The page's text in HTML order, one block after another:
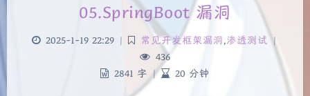
05.SpringBoot 漏洞
2025-1-19 22:29 | 常见开发框架漏洞,渗透测试 |
436
2841 字 | 20 分钟